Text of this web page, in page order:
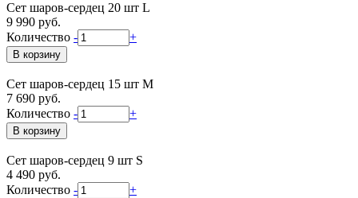
Сет шаров-сердец 20 шт L
9 990 руб.
Количество - +
Сет шаров-сердец 15 шт М
7 690 руб.
Количество - +
Сет шаров-сердец 9 шт S
4 490 руб.
Количество - +